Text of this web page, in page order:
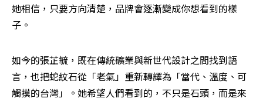
她相信，只要方向清楚，品牌會逐漸變成你想看到的樣
子。
如今的張芷毓，既在傳統礦業與新世代設計之間找到語
言，也把蛇紋石從「老氣」重新轉譯為「當代、溫度、可
觸摸的台灣」。她希望人們看到的，不只是石頭，而是來